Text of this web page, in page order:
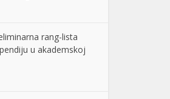
rang-lista
u akademskoj